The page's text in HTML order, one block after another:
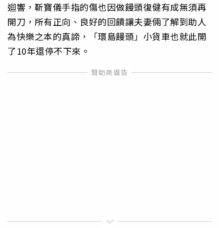
迴響，靳寶儀手指的傷也因做饅頭復健有成無須再
開刀，所有正向、良好的回饋讓夫妻倆了解到助人
為快樂之本的真諦，「環島饅頭」小貨車也就此開
了10年還停不下來。